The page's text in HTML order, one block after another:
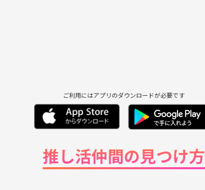
ご利用にはアプリのダウンロードが必要です
推し活仲間の見つけ方